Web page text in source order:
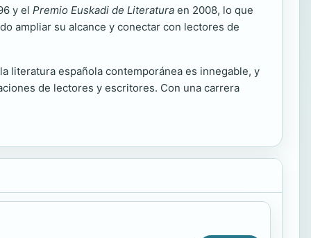
y el Premio Euskadi de Literatura en 2008, lo que
ampliar su alcance y conectar con lectores de
literatura española contemporánea es innegable, y
de lectores y escritores. Con una carrera